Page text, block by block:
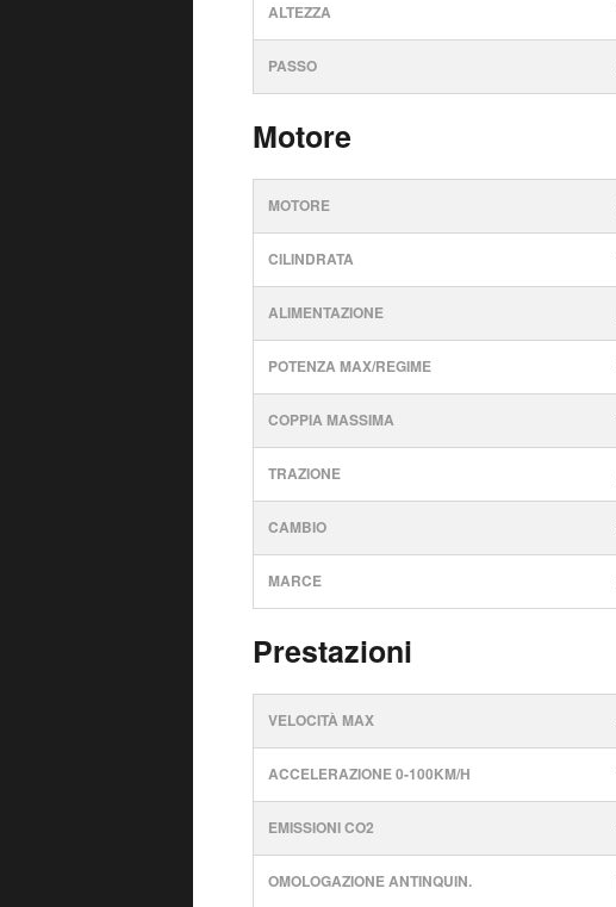
ALTEZZA
PASSO
Motore
MOTORE
CILINDRATA
ALIMENTAZIONE
POTENZA MAX/REGIME
COPPIA MASSIMA
TRAZIONE
CAMBIO
MARCE
Prestazioni
VELOCITÀ MAX
ACCELERAZIONE 0-100KM/H
EMISSIONI CO2
OMOLOGAZIONE ANTINQUIN.